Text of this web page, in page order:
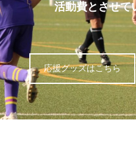
活動費とさせて
応援グッズはこちら